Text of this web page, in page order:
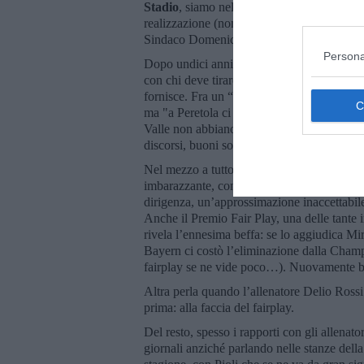
Stadio, siamo nel settembre 2008.
realizzazione (non senza polemiche,
Sindaco Domenici, poi Renzi, quindi
Dopo undici anni e altri plastici siamo al
con chi deve tirare fuori i soldi (i Della
fornisce. Fra un “vedremo in quale luogo
ma "a Peretola ci si rifà l’aeroporto",
Valle non abbiano capito Firenze
discorsi, buoni solo ad allungare il brodo,
Nel mezzo a tutto, una storia di 17 anni di
imbarazzante, con giocatori coinvolti in
dirigenza, un’approssimazione
Anche il Premio Fair Play, una delle tante
rivela l’ennesima beffa: se lo aggiudica
Bayern ci costò l’eliminazione dalla
fairplay se ne vide poco…). Nuovamente
Altra perla quando l’allenatore Delio
prima: alla faccia del fairplay.
Del resto, spesso i rapporti con gli
giornali anziché parlando nelle stanze